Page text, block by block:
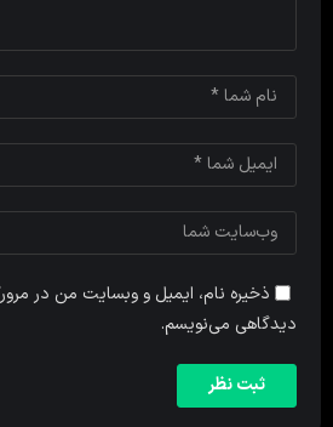
ذخیره نام، ایمیل و وبسایت من در
دیدگاهی می‌نویسم.